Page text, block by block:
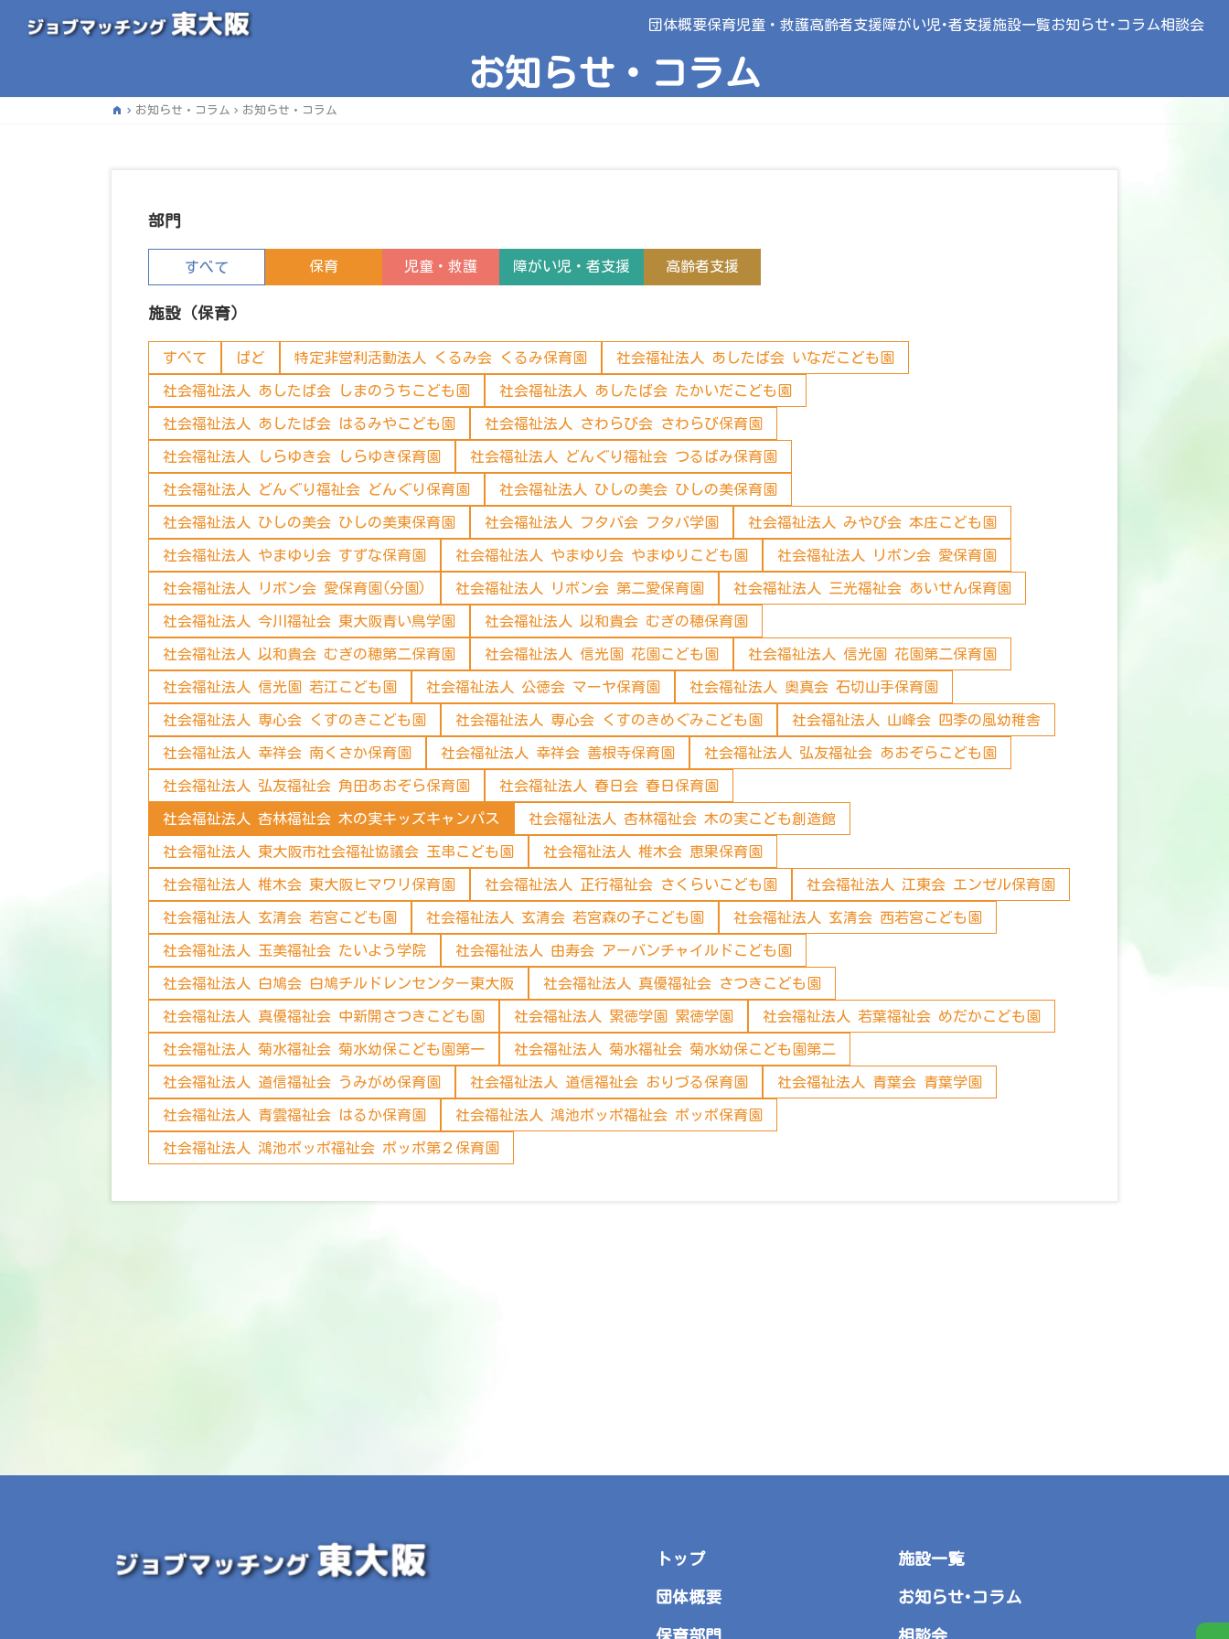
団体概要保育児童・救護高齢者支援障がい児･者支援施設一覧お知らせ･コラム相談会
お知らせ・コラム
home お知らせ・コラム お知らせ・コラム
部門
すべて 保育 児童・救護 障がい児・者支援 高齢者支援
施設（保育）
すべて ぱど 特定非営利活動法人 くるみ会 くるみ保育園 社会福祉法人 あしたば会 いなだこども園
社会福祉法人 あしたば会 しまのうちこども園 社会福祉法人 あしたば会 たかいだこども園
社会福祉法人 あしたば会 はるみやこども園 社会福祉法人 さわらび会 さわらび保育園
社会福祉法人 しらゆき会 しらゆき保育園 社会福祉法人 どんぐり福祉会 つるばみ保育園
社会福祉法人 どんぐり福祉会 どんぐり保育園 社会福祉法人 ひしの美会 ひしの美保育園
社会福祉法人 ひしの美会 ひしの美東保育園 社会福祉法人 フタバ会 フタバ学園 社会福祉法人 みやび会 本庄こども園
社会福祉法人 やまゆり会 すずな保育園 社会福祉法人 やまゆり会 やまゆりこども園 社会福祉法人 リボン会 愛保育園
社会福祉法人 リボン会 愛保育園(分園) 社会福祉法人 リボン会 第二愛保育園 社会福祉法人 三光福祉会 あいせん保育園
社会福祉法人 今川福祉会 東大阪青い鳥学園 社会福祉法人 以和貴会 むぎの穂保育園
社会福祉法人 以和貴会 むぎの穂第二保育園 社会福祉法人 信光園 花園こども園 社会福祉法人 信光園 花園第二保育園
社会福祉法人 信光園 若江こども園 社会福祉法人 公徳会 マーヤ保育園 社会福祉法人 奥真会 石切山手保育園
社会福祉法人 専心会 くすのきこども園 社会福祉法人 専心会 くすのきめぐみこども園 社会福祉法人 山峰会 四季の風幼稚舎
社会福祉法人 幸祥会 南くさか保育園 社会福祉法人 幸祥会 善根寺保育園 社会福祉法人 弘友福祉会 あおぞらこども園
社会福祉法人 弘友福祉会 角田あおぞら保育園 社会福祉法人 春日会 春日保育園
社会福祉法人 杏林福祉会 木の実キッズキャンパス 社会福祉法人 杏林福祉会 木の実こども創造館
社会福祉法人 東大阪市社会福祉協議会 玉串こども園 社会福祉法人 椎木会 恵果保育園
社会福祉法人 椎木会 東大阪ヒマワリ保育園 社会福祉法人 正行福祉会 さくらいこども園 社会福祉法人 江東会 エンゼル保育園
社会福祉法人 玄清会 若宮こども園 社会福祉法人 玄清会 若宮森の子こども園 社会福祉法人 玄清会 西若宮こども園
社会福祉法人 玉美福祉会 たいよう学院 社会福祉法人 由寿会 アーバンチャイルドこども園
社会福祉法人 白鳩会 白鳩チルドレンセンター東大阪 社会福祉法人 真優福祉会 さつきこども園
社会福祉法人 真優福祉会 中新開さつきこども園 社会福祉法人 累徳学園 累徳学園 社会福祉法人 若葉福祉会 めだかこども園
社会福祉法人 菊水福祉会 菊水幼保こども園第一 社会福祉法人 菊水福祉会 菊水幼保こども園第二
社会福祉法人 道信福祉会 うみがめ保育園 社会福祉法人 道信福祉会 おりづる保育園 社会福祉法人 青葉会 青葉学園
社会福祉法人 青雲福祉会 はるか保育園 社会福祉法人 鴻池ポッポ福祉会 ポッポ保育園
社会福祉法人 鴻池ポッポ福祉会 ポッポ第２保育園
トップ
団体概要
保育部門
施設一覧
お知らせ･コラム
相談会